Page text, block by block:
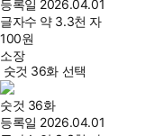
등록일 2026.04.01
글자수 약 3.3천 자
100원
소장
숫것 36화 선택
숫것 36화
등록일 2026.04.01